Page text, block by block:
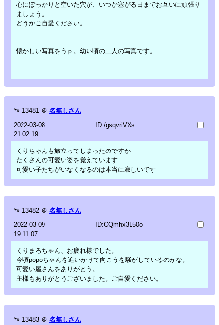
心にぽっかりと空いた穴が、いつか塞がる日までお互いに頑張り
ましょう。
どうかご自愛ください。
懐かしい写真をうｐ。幼い頃の二人の写真です。
🐾 13481 ＠ 名無しさん
2022-03-08
21:02:19
ID:/gsqvriVXs
くりちゃんも旅立ってしまったのですか
たくさんの可愛い姿を覚えています
可愛い子たちがいなくなるのは本当に寂しいです
🐾 13482 ＠ 名無しさん
2022-03-09
19:11:07
ID:OQmhx3L50o
くりまろちゃん、お疲れ様でした。
今頃popoちゃんを追いかけて向こうを騒がしているのかな。
可愛い屋さんをありがとう。
主様もありがとうございました。ご自愛ください。
🐾 13483 ＠ 名無しさん